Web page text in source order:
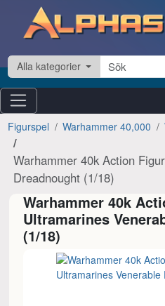
Hoppa till innehåll
Alla kategorier
Figurspel Warhammer 40,000
Warhammer 40k Action
Dreadnought (1/18)
Warhammer 40k
Ultramarines
(1/18)